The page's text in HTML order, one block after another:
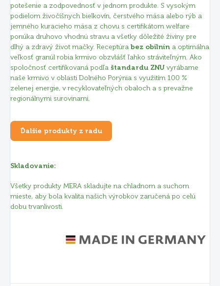
potešenie a zodpovednosť v jednom produkte. S vysokým
podielom živočíšnych bielkovín, čerstvého mäsa alebo rýb a
jemného kuracieho mäsa z chovu s certifikátom welfare
ponúka druhovo vhodnú stravu a všetky dôležité živiny pre
dlhý a zdravý život mačky. Receptúra bez obilnín a optimálna
veľkosť granúl robia krmivo obzvlášť ľahko stráviteľným. Ako
spoločnosť certifikovaná podľa štandardu ZNU vyrábame
naše krmivo v oblasti Dolného Porýnia s využitím 100 %
zelenej energie, v recyklovateľných obaloch a s prevažne
regionálnymi surovinami.
Ďalšie produkty z radu
Skladovanie:
Všetky produkty MERA skladujte na chladnom a suchom
mieste, aby bola kvalita našich výrobkov zaručená po celú
dobu trvanlivosti.